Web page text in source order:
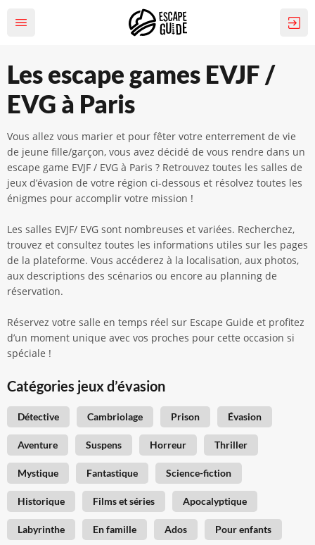
Les escape games EVJF /
EVG à Paris
Vous allez vous marier et pour fêter votre enterrement de vie
de jeune fille/garçon, vous avez décidé de vous rendre dans un
escape game EVJF / EVG à Paris ? Retrouvez toutes les salles de
jeux d’évasion de votre région ci-dessous et résolvez toutes les
énigmes pour accomplir votre mission !
Les salles EVJF/ EVG sont nombreuses et variées. Recherchez,
trouvez et consultez toutes les informations utiles sur les pages
de la plateforme. Vous accéderez à la localisation, aux photos,
aux descriptions des scénarios ou encore au planning de
réservation.
Réservez votre salle en temps réel sur Escape Guide et profitez
d’un moment unique avec vos proches pour cette occasion si
spéciale !
Catégories jeux d’évasion
Détective Cambriolage Prison Évasion
Aventure Suspens Horreur Thriller
Mystique Fantastique Science-fiction
Historique Films et séries Apocalyptique
Labyrinthe En famille Ados Pour enfants